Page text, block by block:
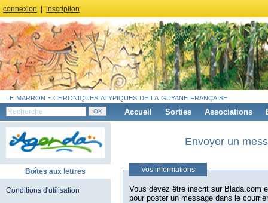
connexion inscription
le marron - chroniques atypiques de la guyane française
Accueil Sorties Associations
Boîtes aux lettres
Conditions d'utilisation
Envoyer un
Vos informations
Vous devez être inscrit sur Blada.com
pour poster un message dans le